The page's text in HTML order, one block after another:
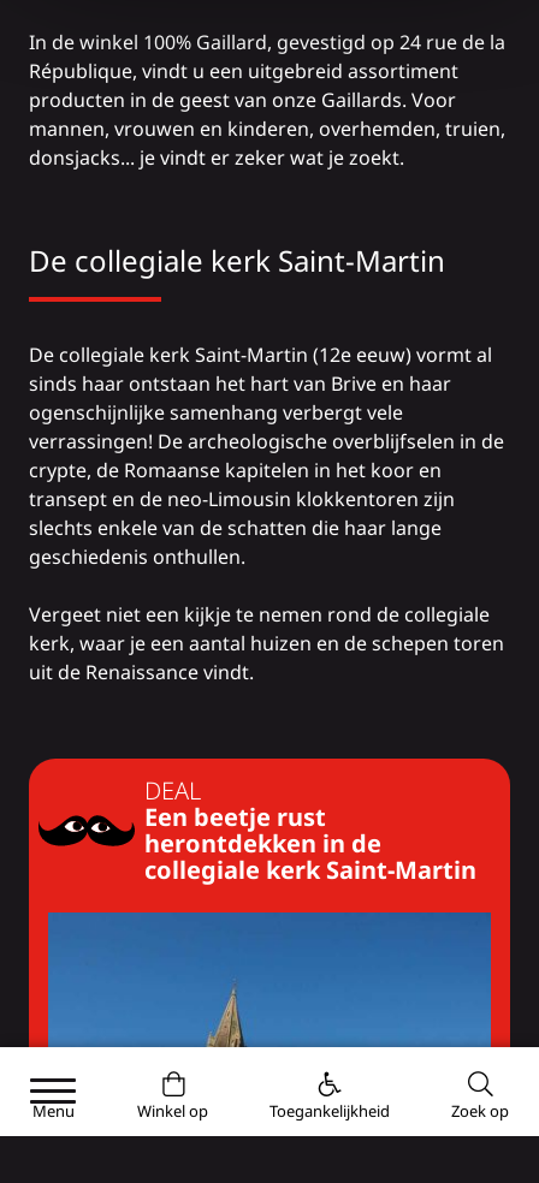
In dewinkel 100% Gaillard, gevestigd op 24 rue de la
République, vindt u een uitgebreid assortiment
producten in de geest van onze Gaillards. Voor
mannen, vrouwen en kinderen, overhemden, truien,
donsjacks... je vindt er zeker wat je zoekt.
De collegiale kerk Saint-Martin
De collegiale kerk Saint-Martin (12e eeuw) vormt al
sinds haar ontstaan het hart van Brive en haar
ogenschijnlijke samenhang verbergt vele
verrassingen! De archeologische overblijfselen in de
crypte, de Romaanse kapitelen in het koor en
transept en de neo-Limousin klokkentoren zijn
slechts enkele van de schatten die haar lange
geschiedenis onthullen.
Vergeet niet een kijkje te nemen rond de collegiale
kerk, waar je een aantal huizen en de schepen toren
uit de Renaissance vindt.
DEAL
Een beetje rust
herontdekken in de
collegiale kerk Saint-Martin
Menu Winkel op Toegankelijkheid Zoek op